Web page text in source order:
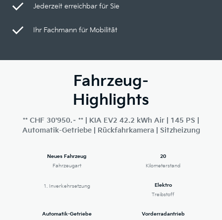
Jederzeit erreichbar für Sie
Ihr Fachmann für Mobilität
Fahrzeug-
Highlights
** CHF 30'950.– ** | KIA EV2 42.2 kWh Air | 145 PS |
Automatik-Getriebe | Rückfahrkamera | Sitzheizung
Neues Fahrzeug
Fahrzeugart
20
Kilometerstand
1. Inverkehrsetzung
Elektro
Treibstoff
Automatik-Getriebe
Vorderradantrieb